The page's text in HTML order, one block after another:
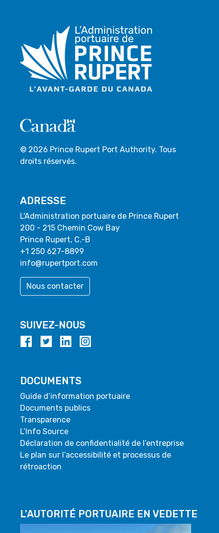
© 2026 Prince Rupert Port Authority. Tous
droits réservés.
ADRESSE
L'Administration portuaire de Prince Rupert
200 - 215 Chemin Cow Bay
Prince Rupert, C.-B
+1 250 627-8899
info@rupertport.com
Nous contacter
SUIVEZ-NOUS
DOCUMENTS
Guide d’information portuaire
Documents publics
Transparence
L’Info Source
Déclaration de confidentialité de l’entreprise
Le plan sur l’accessibilité et processus de
rétroaction
L'AUTORITÉ PORTUAIRE EN VEDETTE